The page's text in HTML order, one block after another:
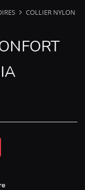
COLLIER NYLON